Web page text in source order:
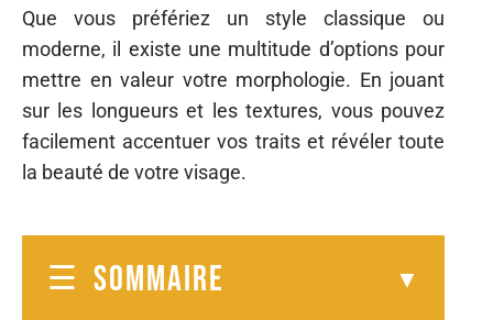
Que vous préfériez un style classique ou
moderne, il existe une multitude d’options pour
mettre en valeur votre morphologie. En jouant
sur les longueurs et les textures, vous pouvez
facilement accentuer vos traits et révéler toute
la beauté de votre visage.
SOMMAIRE